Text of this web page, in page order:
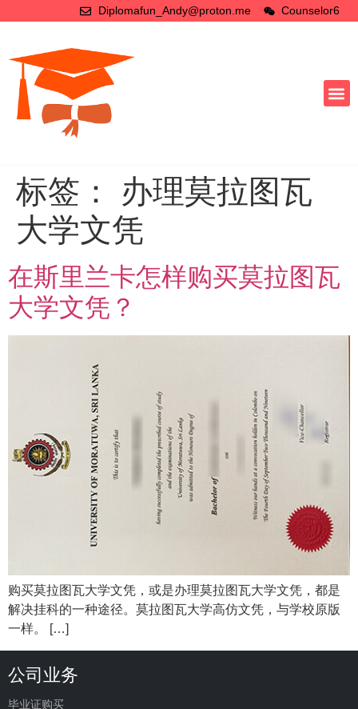
Diplomafun_Andy@proton.me Counselor6
标签： 办理莫拉图瓦
大学文凭
在斯里兰卡怎样购买莫拉图瓦
大学文凭？
购买莫拉图瓦大学文凭，或是办理莫拉图瓦大学文凭，都是
解决挂科的一种途径。莫拉图瓦大学高仿文凭，与学校原版
一样。 […]
公司业务
毕业证购买